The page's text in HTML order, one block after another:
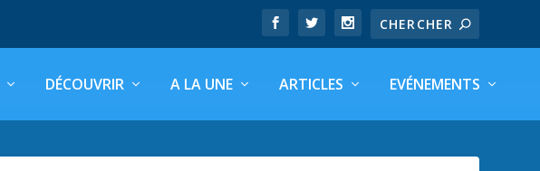
DÉCOUVRIR A LA UNE ARTICLES EVÉNEMENTS